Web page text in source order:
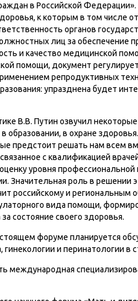
в Российской
к которым в том числе
органов
лиц за обеспечение
и качество медицинской
помощи, документ
репродуктивных
упразднена будет
В.В. Путин озвучил
образовании, в охране
предстоит решать нам всем
с квалификацией
уровня профессиональной
Значительная роль в решении
российскому и региональным
вида помощи,
состояние своего здоровья.
форуме планируется
и перинатологии в
международная